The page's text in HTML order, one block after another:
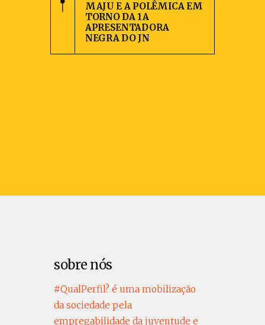
MAJU E A POLÊMICA EM
TORNO DA 1A
APRESENTADORA
NEGRA DO JN
sobre nós
#QualPerfil? é uma mobilização
da sociedade pela
empregabilidade da juventude e